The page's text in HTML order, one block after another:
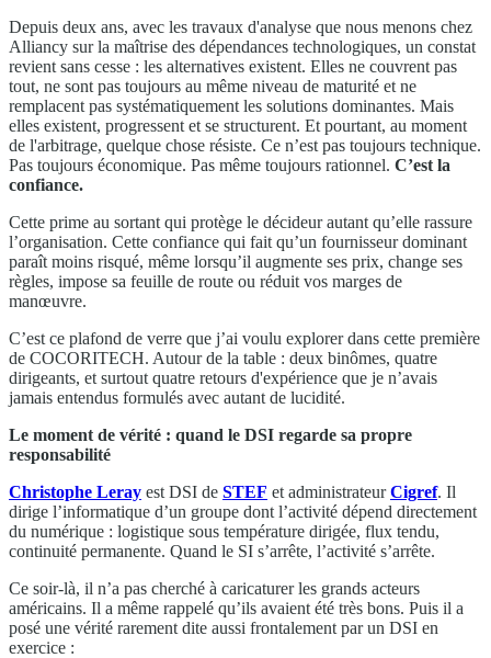
Depuis deux ans, avec les travaux d'analyse que nous menons chez
Alliancy sur la maîtrise des dépendances technologiques, un constat
revient sans cesse : les alternatives existent. Elles ne couvrent pas
tout, ne sont pas toujours au même niveau de maturité et ne
remplacent pas systématiquement les solutions dominantes. Mais
elles existent, progressent et se structurent. Et pourtant, au moment
de l'arbitrage, quelque chose résiste. Ce n’est pas toujours technique.
Pas toujours économique. Pas même toujours rationnel. C’est la
confiance.
Cette prime au sortant qui protège le décideur autant qu’elle rassure
l’organisation. Cette confiance qui fait qu’un fournisseur dominant
paraît moins risqué, même lorsqu’il augmente ses prix, change ses
règles, impose sa feuille de route ou réduit vos marges de
manœuvre.
C’est ce plafond de verre que j’ai voulu explorer dans cette première
de COCORITECH. Autour de la table : deux binômes, quatre
dirigeants, et surtout quatre retours d'expérience que je n’avais
jamais entendus formulés avec autant de lucidité.
Le moment de vérité : quand le DSI regarde sa propre
responsabilité
Christophe Leray est DSI de STEF et administrateurCigref. Il
dirige l’informatique d’un groupe dont l’activité dépend directement
du numérique : logistique sous température dirigée, flux tendu,
continuité permanente. Quand le SI s’arrête, l’activité s’arrête.
Ce soir-là, il n’a pas cherché à caricaturer les grands acteurs
américains. Il a même rappelé qu’ils avaient été très bons. Puis il a
posé une vérité rarement dite aussi frontalement par un DSI en
exercice :